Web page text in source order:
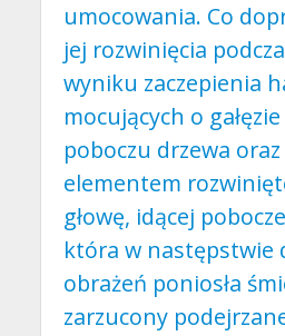
umocowania. Co
jej rozwinięcia
wyniku zaczepienia
mocujących o
poboczu drzewa
elementem
głowę, idącej
która w następstwie
obrażeń poniosła
zarzucony